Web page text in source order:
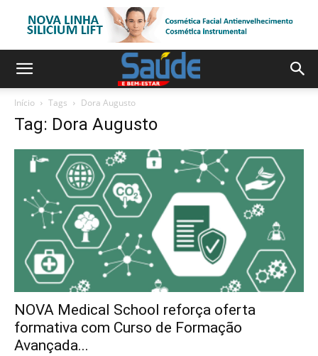
Início Tags Dora Augusto
Tag: Dora Augusto
NOVA Medical School reforça oferta
formativa com Curso de Formação
Avançada...